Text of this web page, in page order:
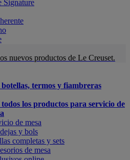
Signature
nuevos productos de Le Creuset.
termos y fiambreras
los productos para servicio de
de mesa
y bols
completas y sets
de mesa